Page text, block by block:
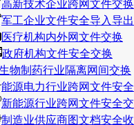
军工企业文件安全导入导出
医疗机构内外网文件交换
政府机构文件安全交换
物制药行业隔离网间交换
能源电力行业跨网文件安
新能源行业跨网文件安全
制造业供应商图文档安全